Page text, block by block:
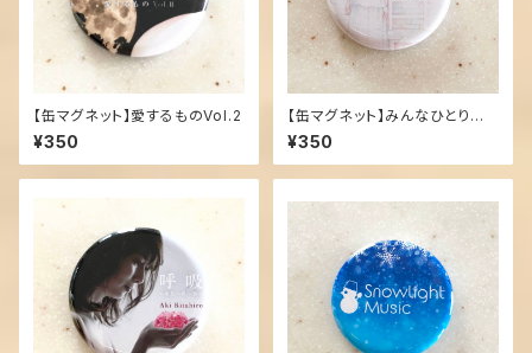
【缶マグネット】愛するものVol.2
¥350
【缶マグネット】みんなひとりぼっ
ち
¥350